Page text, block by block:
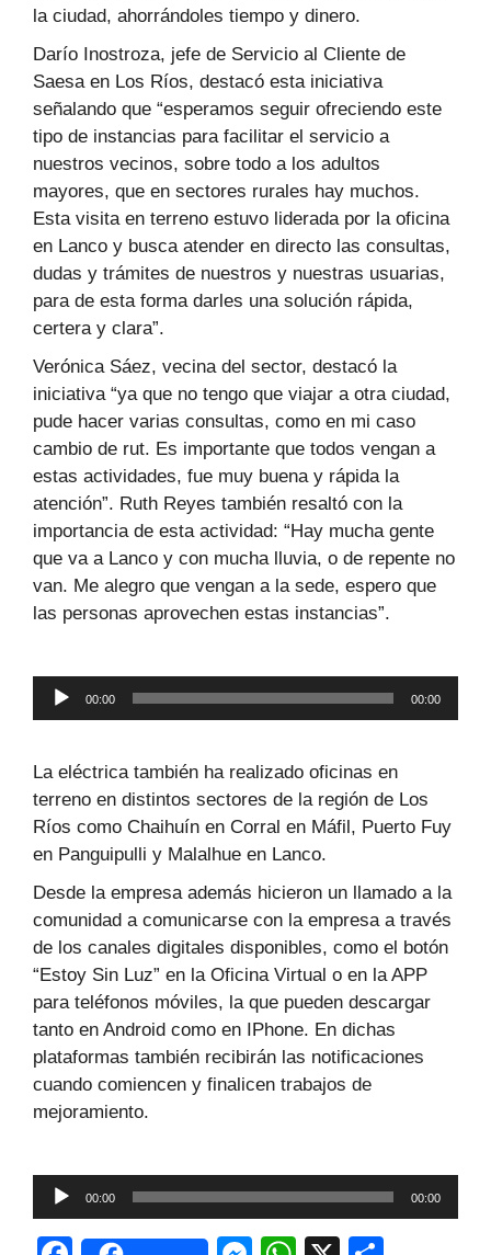
la ciudad, ahorrándoles tiempo y dinero.
Darío Inostroza, jefe de Servicio al Cliente de
Saesa en Los Ríos, destacó esta iniciativa
señalando que “esperamos seguir ofreciendo este
tipo de instancias para facilitar el servicio a
nuestros vecinos, sobre todo a los adultos
mayores, que en sectores rurales hay muchos.
Esta visita en terreno estuvo liderada por la oficina
en Lanco y busca atender en directo las consultas,
dudas y trámites de nuestros y nuestras usuarias,
para de esta forma darles una solución rápida,
certera y clara”.
Verónica Sáez, vecina del sector, destacó la
iniciativa “ya que no tengo que viajar a otra ciudad,
pude hacer varias consultas, como en mi caso
cambio de rut. Es importante que todos vengan a
estas actividades, fue muy buena y rápida la
atención”. Ruth Reyes también resaltó con la
importancia de esta actividad: “Hay mucha gente
que va a Lanco y con mucha lluvia, o de repente no
van. Me alegro que vengan a la sede, espero que
las personas aprovechen estas instancias”.
Reproductor
de
00:00 00:00
La eléctrica también ha realizado oficinas en
terreno en distintos sectores de la región de Los
Ríos como Chaihuín en Corral en Máfil, Puerto Fuy
en Panguipulli y Malalhue en Lanco.
Desde la empresa además hicieron un llamado a la
comunidad a comunicarse con la empresa a través
de los canales digitales disponibles, como el botón
“Estoy Sin Luz” en la Oficina Virtual o en la APP
para teléfonos móviles, la que pueden descargar
tanto en Android como en IPhone. En dichas
plataformas también recibirán las notificaciones
cuando comiencen y finalicen trabajos de
mejoramiento.
Reproductor
de
audio
00:00 00:00